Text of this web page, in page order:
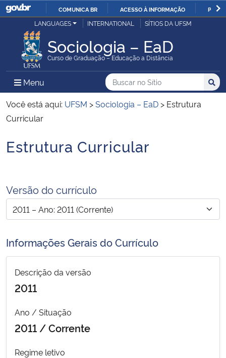
IR
O
COMUNICA BR ACESSO À INFORMAÇÃO
Ministério da Justiça e Segurança Pública
Ministério da Defesa
Ministério das Relações Exteriores
Ministério da Infraestrutura
Ministério da Educação
Ministério de Minas e Energia
Ministério da Ciência, Tecnologia, Inovações e Comunicações
LANGUAGES INTERNATIONAL SÍTIOS DA UFSM
Sociologia – EaD
Curso de Graduação – Educação a Distância
Menu Menu Principal do Sítio
Busca
Buscar no no Sítio
Busca:
Você está aqui: UFSM >Sociologia – EaD > Estrutura
Curricular
Início do conteúdo
Estrutura Curricular
Versão do currículo
Informações Gerais do Currículo
Descrição da versão
2011
Ano / Situação
2011 / Corrente
Regime letivo